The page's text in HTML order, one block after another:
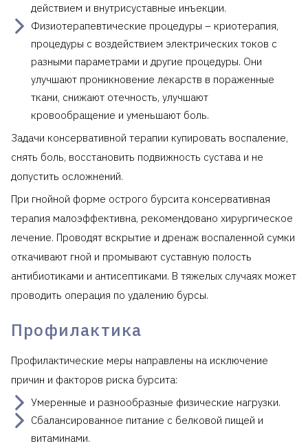
действием и внутрисуставные инъекции.
Физиотерапевтические процедуры – криотерапия,
процедуры с воздействием электрических токов с
разными параметрами и другие процедуры. Они
улучшают проникновение лекарств в пораженные
ткани, снижают отечность, улучшают
кровообращение и уменьшают боль.
Задачи консервативной терапии купировать воспаление,
снять боль, восстановить подвижность сустава и не
допустить осложнений.
При гнойной форме острого бурсита консервативная
терапия малоэффективна, рекомендовано хирургическое
лечение. Проводят вскрытие и дренаж воспаленной сумки
откачивают гной и промывают суставную полость
антибиотиками и антисептиками. В тяжелых случаях может
проводить операция по удалению бурсы.
Профилактика
Профилактические меры направлены на исключение
причин и факторов риска бурсита:
Умеренные и разнообразные физические нагрузки.
Сбалансированное питание с белковой пищей и
витаминами.